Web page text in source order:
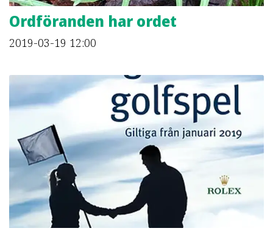
Ordföranden har ordet
2019-03-19 12:00